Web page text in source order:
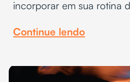
incorporar em sua rotina
Continue lendo